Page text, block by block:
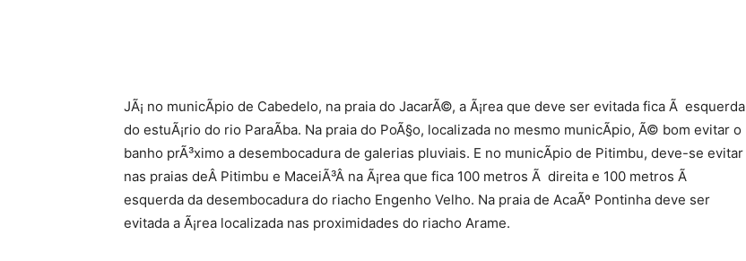
JÃ¡ no municÃ­pio de Cabedelo, na praia do JacarÃ©, a Ã¡rea que deve ser evitada fica Ã esquerda
do estuÃ¡rio do rio ParaÃ­ba. Na praia do PoÃ§o, localizada no mesmo municÃ­pio, Ã© bom evitar o
banho prÃ³ximo a desembocadura de galerias pluviais. E no municÃ­pio de Pitimbu, deve-se evitar
nas praias deÂ Pitimbu e MaceiÃ³Â na Ã¡rea que fica 100 metros Ã direita e 100 metros Ã
esquerda da desembocadura do riacho Engenho Velho. Na praia de AcaÃº Pontinha deve ser
evitada a Ã¡rea localizada nas proximidades do riacho Arame.